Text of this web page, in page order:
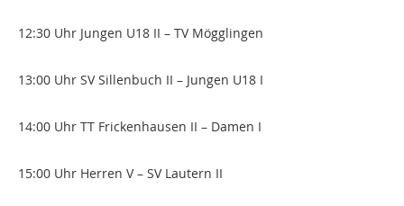
12:30 Uhr Jungen U18 II – TV Mögglingen
13:00 Uhr SV Sillenbuch II – Jungen U18 I
14:00 Uhr TT Frickenhausen II – Damen I
15:00 Uhr Herren V – SV Lautern II